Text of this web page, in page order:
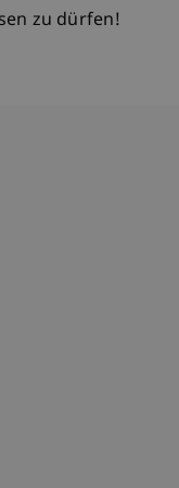
zu dürfen!